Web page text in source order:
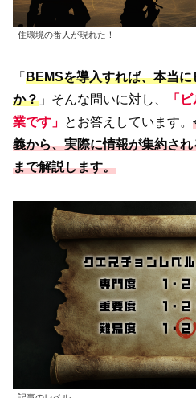
住環境の番人が現れた！
「 BEMSを導入すれば、本当
か？ 」そんな問いに対し、
「
業です」 とお答えしています。
義から、実際に情報が集約さ
まで解説します。